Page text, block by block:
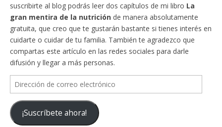
suscribirte al blog podrás leer dos capítulos de mi libro La
gran mentira de la nutrición de manera absolutamente
gratuita, que creo que te gustarán bastante si tienes interés en
cuidarte o cuidar de tu familia. También te agradezco que
compartas este artículo en las redes sociales para darle
difusión y llegar a más personas.
Dirección
de
correo
electrónico
¡Suscríbete ahora!